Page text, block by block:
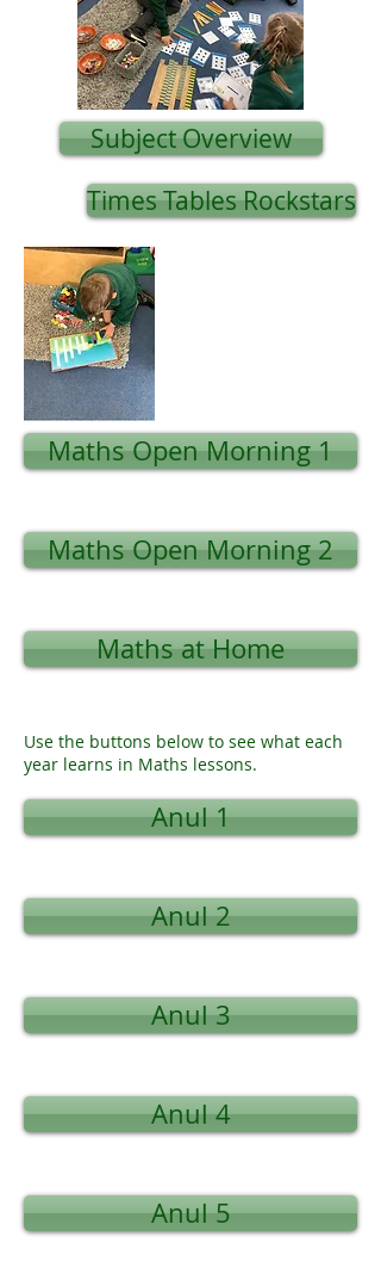
Subject Overview
Times Tables Rockstars
Maths Open Morning 1
Maths Open Morning 2
Maths at Home
Use the buttons below to see what each
year learns in Maths lessons.
Anul 1
Anul 2
Anul 3
Anul 4
Anul 5